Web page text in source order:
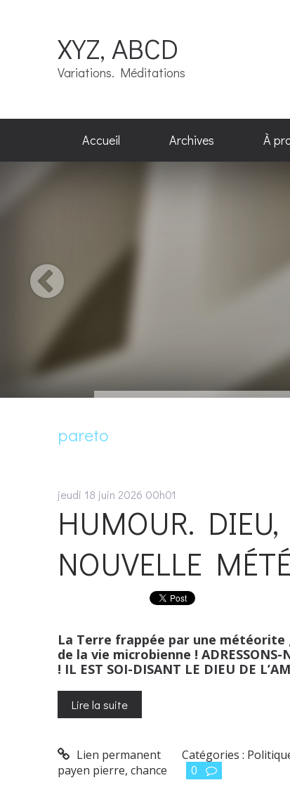
XYZ, ABCD
Variations. Méditations
Accueil Archives À
pareto
jeudi 18 juin 2026 00h01
HUMOUR. DIEU,
NOUVELLE
La Terre frappée par une
de la vie microbienne ! ADRESSONS-
! IL EST SOI-DISANT LE DIEU DE
Lire la suite
Lien permanent Catégories :
payen pierre, chance 0